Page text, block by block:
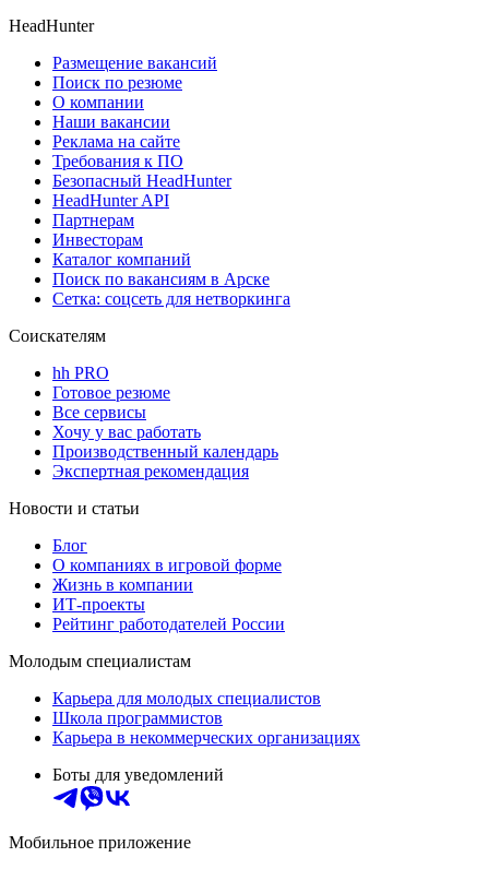
HeadHunter
Размещение вакансий
Поиск по резюме
О компании
Наши вакансии
Реклама на сайте
Требования к ПО
Безопасный HeadHunter
HeadHunter API
Партнерам
Инвесторам
Каталог компаний
Поиск по вакансиям в Арске
Сетка: соцсеть для нетворкинга
Соискателям
hh PRO
Готовое резюме
Все сервисы
Хочу у вас работать
Производственный календарь
Экспертная рекомендация
Новости и статьи
Блог
О компаниях в игровой форме
Жизнь в компании
ИТ-проекты
Рейтинг работодателей России
Молодым специалистам
Карьера для молодых специалистов
Школа программистов
Карьера в некоммерческих организациях
Боты для уведомлений
Мобильное приложение